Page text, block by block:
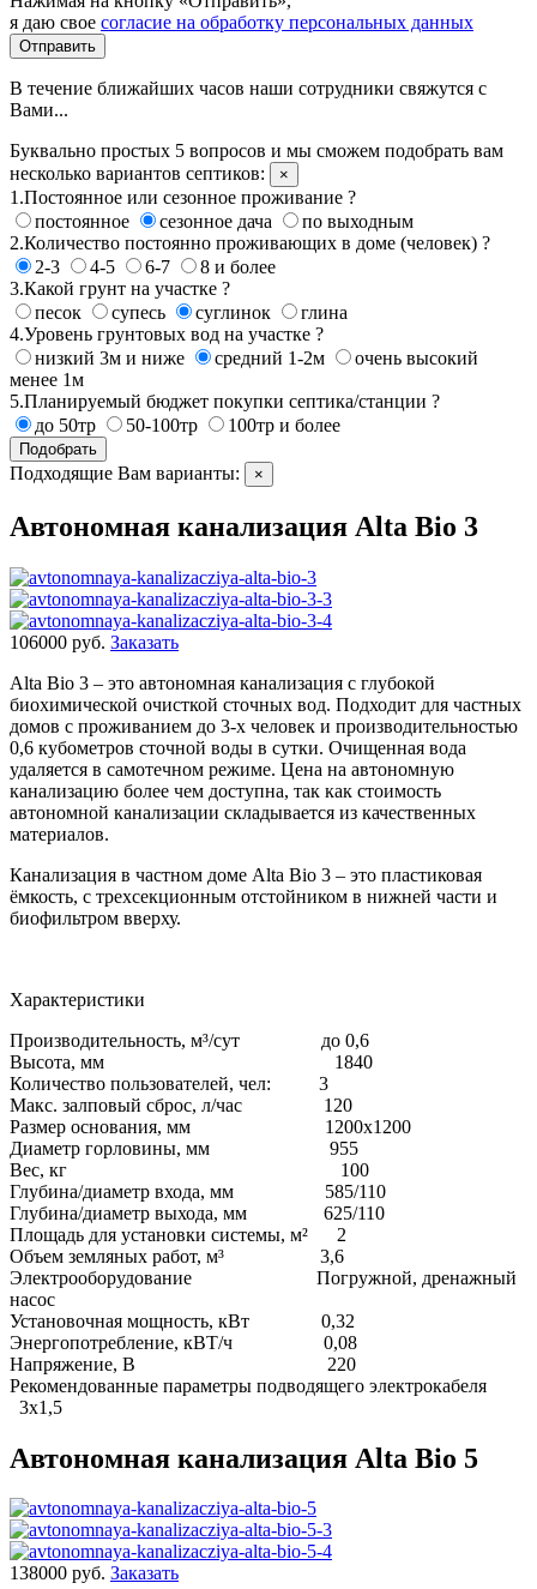
я даю свое согласие на обработку персональных данных
Отправить
В течение ближайших часов наши сотрудники свяжутся с
Вами...
Буквально простых 5 вопросов и мы сможем подобрать вам
несколько вариантов септиков:
×
1.Постоянное или сезонное проживание ?
постоянное
сезонное дача
по выходным
2.Количество постоянно проживающих в доме (человек) ?
2-3
4-5 6-7
8 и более
3.Какой грунт на участке ?
песок
супесь суглинок
глина
4.Уровень грунтовых вод на участке ?
низкий 3м и ниже
средний 1-2м
очень высокий
менее 1м
5.Планируемый бюджет покупки септика/станции ?
до 50тр
50-100тр 100тр и более
Подобрать
Подходящие Вам варианты: ×
Автономная канализация Alta Bio 3
106000 руб. Заказать
Alta Bio 3 – это автономная канализация с глубокой
биохимической очисткой сточных вод. Подходит для частных
домов с проживанием до 3-х человек и производительностью
0,6 кубометров сточной воды в сутки. Очищенная вода
удаляется в самотечном режиме. Цена на автономную
канализацию более чем доступна, так как стоимость
автономной канализации складывается из качественных
материалов.
Канализация в частном доме Alta Bio 3 – это пластиковая
ёмкость, с трехсекционным отстойником в нижней части и
биофильтром вверху.
Характеристики
Производительность, м³/сут до 0,6
Высота, мм 1840
Количество пользователей, чел: 3
Макс. залповый сброс, л/час 120
Размер основания, мм 1200х1200
Диаметр горловины, мм 955
Вес, кг 100
Глубина/диаметр входа, мм 585/110
Глубина/диаметр выхода, мм 625/110
Площадь для установки системы, м² 2
Объем земляных работ, м³ 3,6
Электрооборудование Погружной, дренажный
насос
Установочная мощность, кВт 0,32
Энергопотребление, кВТ/ч 0,08
Напряжение, В 220
Рекомендованные параметры подводящего электрокабеля
3х1,5
Автономная канализация Alta Bio 5
138000 руб. Заказать